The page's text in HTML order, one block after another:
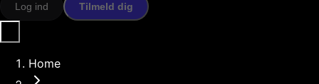
Log ind Tilmeld dig
Home